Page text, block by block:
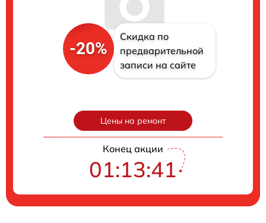
-20%
Скидка по
предварительной
записи на сайте
Цены на ремонт
Конец акции
01:13:40